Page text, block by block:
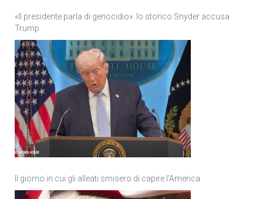
«Il presidente parla di genocidio»: lo storico Snyder accusa
Trump
Il giorno in cui gli alleati smisero di capire l’America